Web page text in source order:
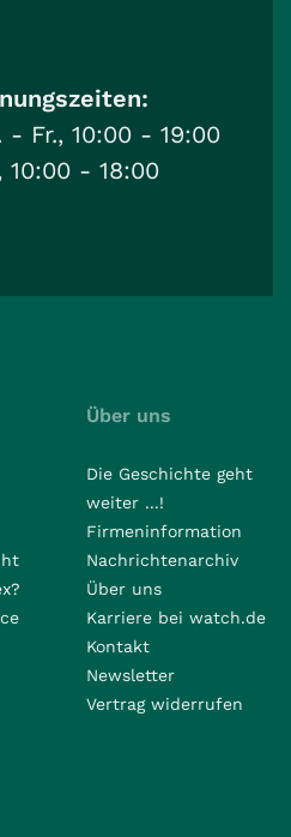
- Fr., 10:00 - 19:00
10:00 - 18:00
Über uns
Die Geschichte geht
weiter ...!
Firmeninformation
Nachrichtenarchiv
Über uns
Karriere bei watch.de
Kontakt
Newsletter
Vertrag widerrufen